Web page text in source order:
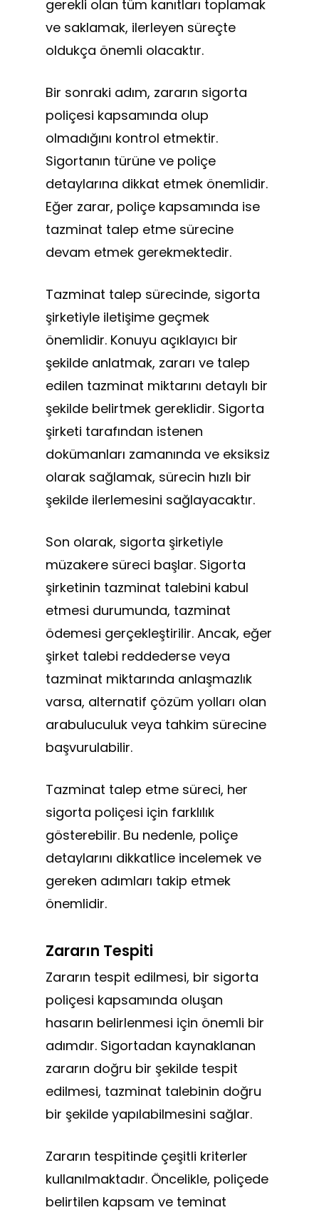
gerekli olan tüm kanıtları toplamak
ve saklamak, ilerleyen süreçte
oldukça önemli olacaktır.
Bir sonraki adım, zararın sigorta
poliçesi kapsamında olup
olmadığını kontrol etmektir.
Sigortanın türüne ve poliçe
detaylarına dikkat etmek önemlidir.
Eğer zarar, poliçe kapsamında ise
tazminat talep etme sürecine
devam etmek gerekmektedir.
Tazminat talep sürecinde, sigorta
şirketiyle iletişime geçmek
önemlidir. Konuyu açıklayıcı bir
şekilde anlatmak, zararı ve talep
edilen tazminat miktarını detaylı bir
şekilde belirtmek gereklidir. Sigorta
şirketi tarafından istenen
dokümanları zamanında ve eksiksiz
olarak sağlamak, sürecin hızlı bir
şekilde ilerlemesini sağlayacaktır.
Son olarak, sigorta şirketiyle
müzakere süreci başlar. Sigorta
şirketinin tazminat talebini kabul
etmesi durumunda, tazminat
ödemesi gerçekleştirilir. Ancak, eğer
şirket talebi reddederse veya
tazminat miktarında anlaşmazlık
varsa, alternatif çözüm yolları olan
arabuluculuk veya tahkim sürecine
başvurulabilir.
Tazminat talep etme süreci, her
sigorta poliçesi için farklılık
gösterebilir. Bu nedenle, poliçe
detaylarını dikkatlice incelemek ve
gereken adımları takip etmek
önemlidir.
Zararın Tespiti
Zararın tespit edilmesi, bir sigorta
poliçesi kapsamında oluşan
hasarın belirlenmesi için önemli bir
adımdır. Sigortadan kaynaklanan
zararın doğru bir şekilde tespit
edilmesi, tazminat talebinin doğru
bir şekilde yapılabilmesini sağlar.
Zararın tespitinde çeşitli kriterler
kullanılmaktadır. Öncelikle, poliçede
belirtilen kapsam ve teminat